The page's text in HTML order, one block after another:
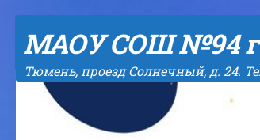
МАОУ СОШ №94
Тюмень, проезд Солнечный, д. 24.